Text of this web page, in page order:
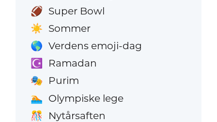
🏈 Super Bowl
☀️ Sommer
🌎 Verdens emoji-dag
☪️ Ramadan
🎭 Purim
🏊 Olympiske lege
🎊 Nytårsaften